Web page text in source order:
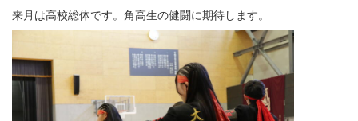
来月は高校総体です。角高生の健闘に期待します。